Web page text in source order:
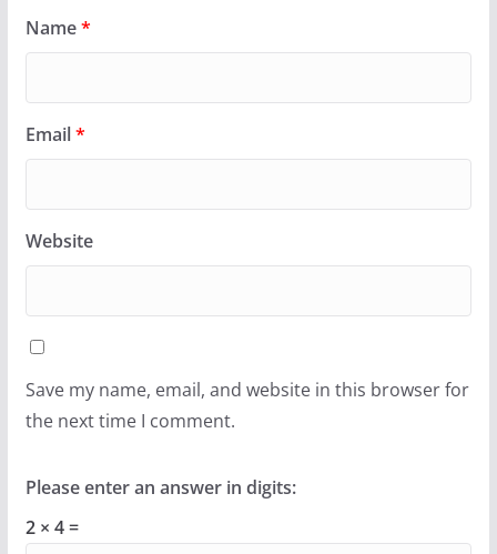
Name*
Email*
Website
Save my name, email, and website in this browser for
the next time I comment.
Please enter an answer in digits:
2 × 4 =